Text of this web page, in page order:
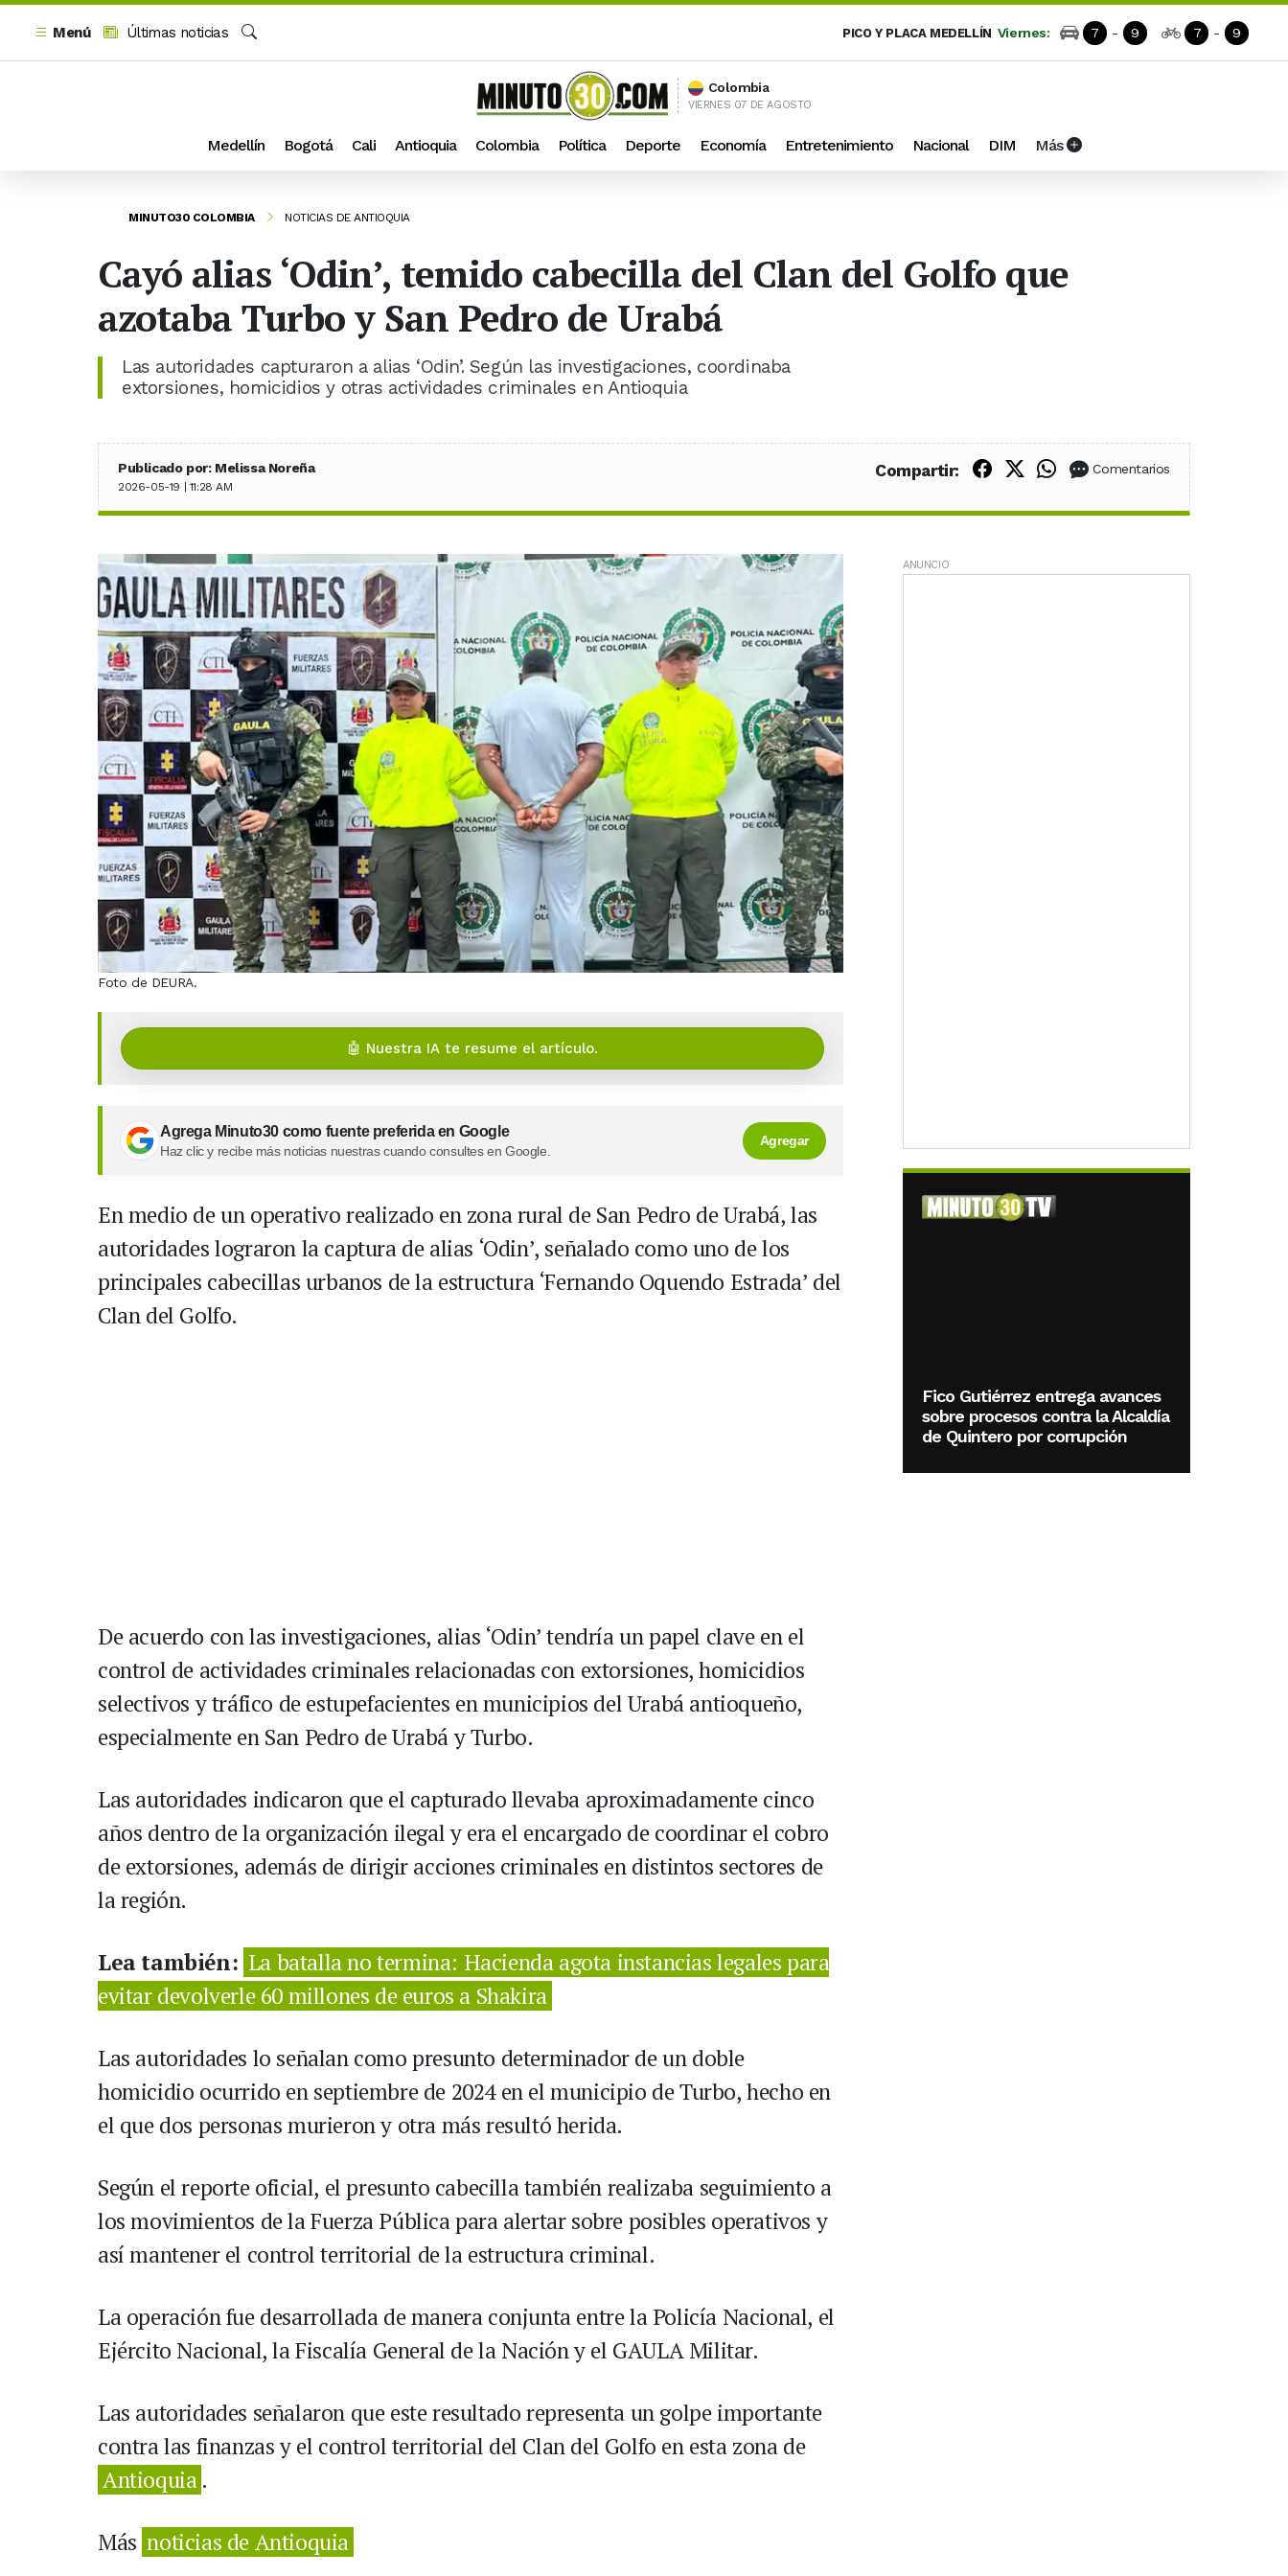
Menú
Últimas noticias
PICO Y PLACA MEDELLÍN Viernes: 7 - 9 7 - 9
Colombia
VIERNES 07 DE AGOSTO
Medellín Bogotá Cali Antioquia Colombia Política Deporte Economía Entretenimiento Nacional DIM Más
MINUTO30 COLOMBIA NOTICIAS DE ANTIOQUIA
Cayó alias ‘Odin’, temido cabecilla del Clan del Golfo que
azotaba Turbo y San Pedro de Urabá
Las autoridades capturaron a alias ‘Odin’. Según las investigaciones, coordinaba
extorsiones, homicidios y otras actividades criminales en Antioquia
Publicado por: Melissa Noreña
2026-05-19 | 11:28 AM
Compartir: Compartir en Facebook
Compartir en X (Twitter)
Compartir en WhatsApp
Comentarios
Foto de DEURA.
🤖 Nuestra IA te resume el artículo.
Agrega Minuto30 como fuente preferida en Google
Haz clic y recibe más noticias nuestras cuando consultes en Google.
Agregar
En medio de un operativo realizado en zona rural de San Pedro de Urabá, las
autoridades lograron la captura de alias ‘Odin’, señalado como uno de los
principales cabecillas urbanos de la estructura ‘Fernando Oquendo Estrada’ del
Clan del Golfo.
De acuerdo con las investigaciones, alias ‘Odin’ tendría un papel clave en el
control de actividades criminales relacionadas con extorsiones, homicidios
selectivos y tráfico de estupefacientes en municipios del Urabá antioqueño,
especialmente en San Pedro de Urabá y Turbo.
Las autoridades indicaron que el capturado llevaba aproximadamente cinco
años dentro de la organización ilegal y era el encargado de coordinar el cobro
de extorsiones, además de dirigir acciones criminales en distintos sectores de
la región.
Lea también: La batalla no termina: Hacienda agota instancias legales para
evitar devolverle 60 millones de euros a Shakira
Las autoridades lo señalan como presunto determinador de un doble
homicidio ocurrido en septiembre de 2024 en el municipio de Turbo, hecho en
el que dos personas murieron y otra más resultó herida.
Según el reporte oficial, el presunto cabecilla también realizaba seguimiento a
los movimientos de la Fuerza Pública para alertar sobre posibles operativos y
así mantener el control territorial de la estructura criminal.
La operación fue desarrollada de manera conjunta entre la Policía Nacional, el
Ejército Nacional, la Fiscalía General de la Nación y el GAULA Militar.
Las autoridades señalaron que este resultado representa un golpe importante
contra las finanzas y el control territorial del Clan del Golfo en esta zona de
Antioquia .
Más noticias de Antioquia
ANUNCIO
Fico Gutiérrez entrega avances
sobre procesos contra la Alcaldía
de Quintero por corrupción